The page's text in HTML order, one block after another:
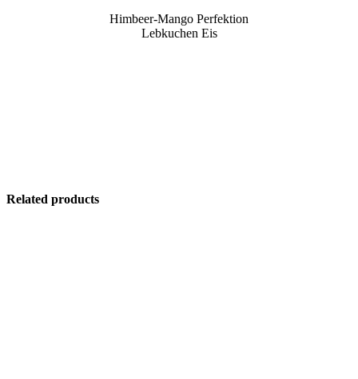
Himbeer-Mango Perfektion
Lebkuchen Eis
Related products